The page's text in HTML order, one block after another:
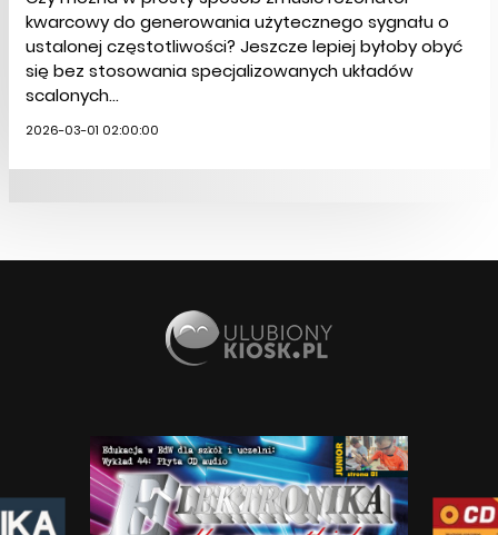
kwarcowy do generowania użytecznego sygnału o
ustalonej częstotliwości? Jeszcze lepiej byłoby obyć
się bez stosowania specjalizowanych układów
scalonych...
2026-03-01 02:00:00